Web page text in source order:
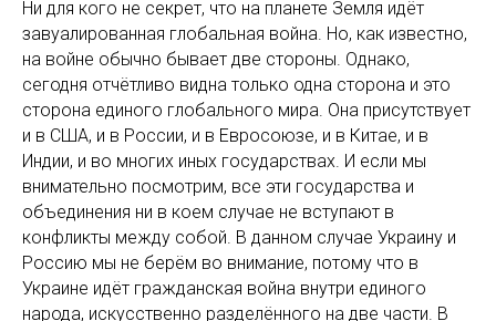
Ни для кого не секрет, что на планете Земля идёт
завуалированная глобальная война. Но, как известно,
на войне обычно бывает две стороны. Однако,
сегодня отчётливо видна только одна сторона и это
сторона единого глобального мира. Она присутствует
и в США, и в России, и в Евросоюзе, и в Китае, и в
Индии, и во многих иных государствах. И если мы
внимательно посмотрим, все эти государства и
объединения ни в коем случае не вступают в
конфликты между собой. В данном случае Украину и
Россию мы не берём во внимание, потому что в
Украине идёт гражданская война внутри единого
народа, искусственно разделённого на две части. В